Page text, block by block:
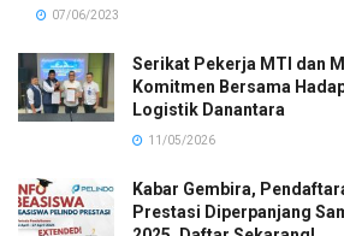
07/06/2023
Serikat Pekerja MTI dan
Komitmen Bersama
Logistik Danantara
11/05/2026
Kabar Gembira,
Prestasi Diperpanjang